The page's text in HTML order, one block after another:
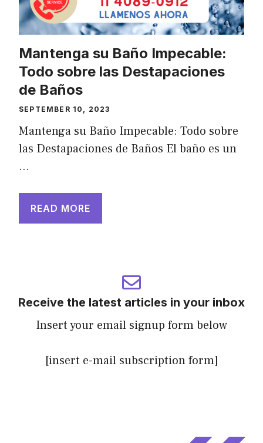
Mantenga su Baño Impecable:
Todo sobre las Destapaciones
de Baños
SEPTEMBER 10, 2023
Mantenga su Baño Impecable: Todo sobre
las Destapaciones de Baños El baño es un
…
READ MORE
Receive the latest articles in your inbox
Insert your email signup form below
[insert e-mail subscription form]